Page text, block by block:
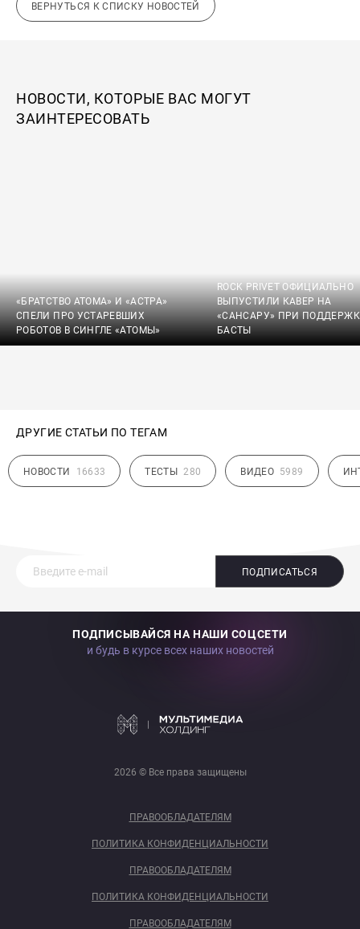
ВЕРНУТЬСЯ К СПИСКУ НОВОСТЕЙ
НОВОСТИ, КОТОРЫЕ ВАС МОГУТ
ЗАИНТЕРЕСОВАТЬ
«БРАТСТВО АТОМА» И «АСТРА»
СПЕЛИ ПРО УСТАРЕВШИХ
РОБОТОВ В СИНГЛЕ «АТОМЫ»
ROCK PRIVET ОФИЦИАЛЬНО
ВЫПУСТИЛИ КАВЕР НА
«САНСАРУ» ПРИ
БАСТЫ
ДРУГИЕ СТАТЬИ ПО ТЕГАМ
НОВОСТИ 16633 ТЕСТЫ 280 ВИДЕО 5989
ПОДПИСАТЬСЯ
ПОДПИСЫВАЙСЯ НА НАШИ СОЦСЕТИ
и будь в курсе всех наших новостей
2026 © Все права защищены
ПРАВООБЛАДАТЕЛЯМ
ПОЛИТИКА КОНФИДЕНЦИАЛЬНОСТИ
ПРАВООБЛАДАТЕЛЯМ
ПОЛИТИКА КОНФИДЕНЦИАЛЬНОСТИ
ПРАВООБЛАДАТЕЛЯМ